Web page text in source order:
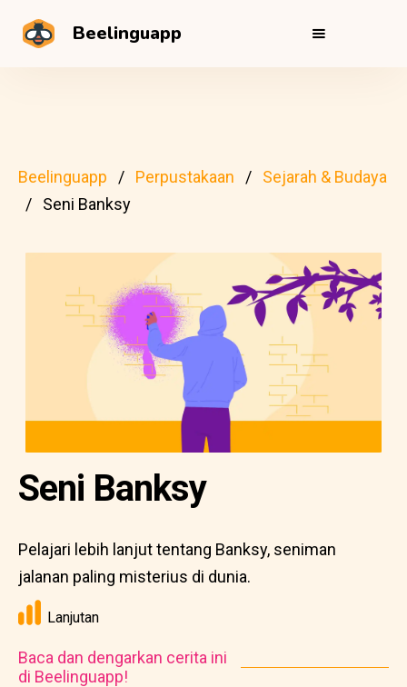
Beelinguapp
Beelinguapp Perpustakaan
Sejarah & Budaya
Seni Banksy
Seni Banksy
Pelajari lebih lanjut tentang Banksy, seniman
jalanan paling misterius di dunia.
Lanjutan
Baca dan dengarkan cerita ini
di Beelinguapp!